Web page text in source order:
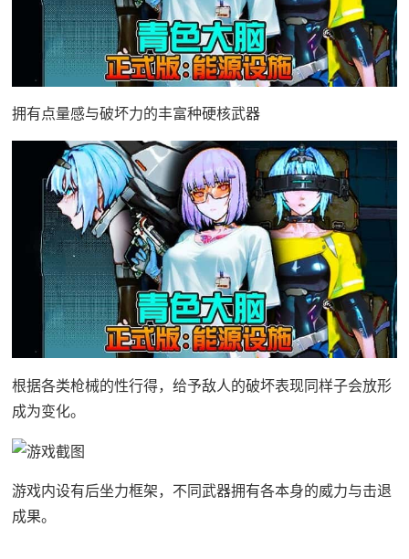
拥有点量感与破坏力的丰富种硬核武器
根据各类枪械的性行得，给予敌人的破坏表现同样子会放形
成为变化。
游戏内设有后坐力框架，不同武器拥有各本身的威力与击退
成果。